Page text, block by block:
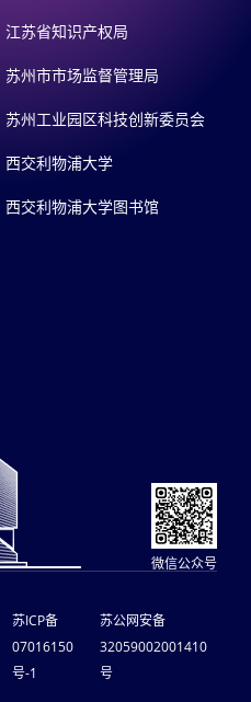
微信公众号
江苏省知识产权局
苏州市市场监督管理局
苏州工业园区科技创新委员会
西交利物浦大学
西交利物浦大学图书馆
苏ICP备
07016150
号-1
苏公网安备
32059002001410
号